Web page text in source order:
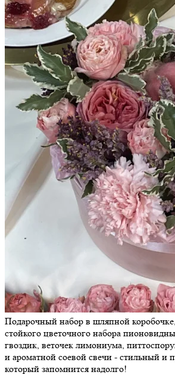
Подарочный набор в шляпной
стойкого цветочного набора
гвоздик, веточек лимониума,
и ароматной соевой свечи - стильный и
который запомнится надолго!